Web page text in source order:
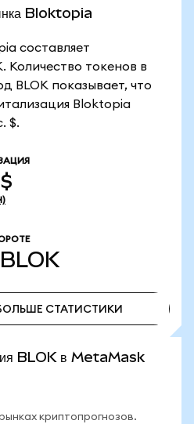
Bloktopia
составляет
Количество токенов в
BLOK показывает, что
Bloktopia
$.
BLOK
СТАТИСТИКИ
BLOK в MetaMask
криптопрогнозов.